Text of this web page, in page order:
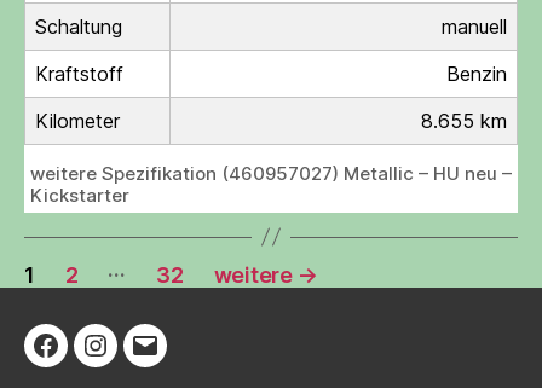
Schaltung
manuell
Kraftstoff
Benzin
Kilometer
8.655 km
weitere Spezifikation (460957027) Metallic – HU neu –
Kickstarter
Seitennummerierung
der
Beiträge
1 2 … 32 weitere →
Facebook
Instagram
E-